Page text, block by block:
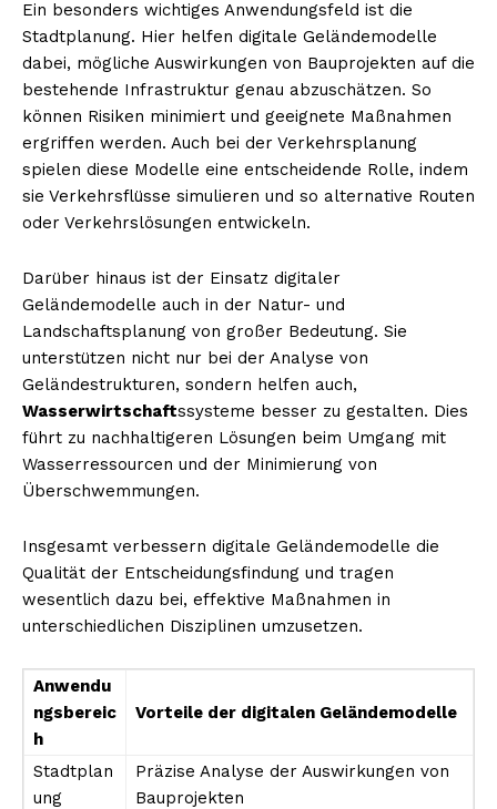
Ein besonders wichtiges Anwendungsfeld ist die
Stadtplanung. Hier helfen digitale Geländemodelle
dabei, mögliche Auswirkungen von Bauprojekten auf die
bestehende Infrastruktur genau abzuschätzen. So
können Risiken minimiert und geeignete Maßnahmen
ergriffen werden. Auch bei der Verkehrsplanung
spielen diese Modelle eine entscheidende Rolle, indem
sie Verkehrsflüsse simulieren und so alternative Routen
oder Verkehrslösungen entwickeln.
Darüber hinaus ist der Einsatz digitaler
Geländemodelle auch in der Natur- und
Landschaftsplanung von großer Bedeutung. Sie
unterstützen nicht nur bei der Analyse von
Geländestrukturen, sondern helfen auch,
Wasserwirtschaftssysteme besser zu gestalten. Dies
führt zu nachhaltigeren Lösungen beim Umgang mit
Wasserressourcen und der Minimierung von
Überschwemmungen.
Insgesamt verbessern digitale Geländemodelle die
Qualität der Entscheidungsfindung und tragen
wesentlich dazu bei, effektive Maßnahmen in
unterschiedlichen Disziplinen umzusetzen.
Anwendu
ngsbereic
h
Vorteile der digitalen Geländemodelle
Stadtplan
ung
Präzise Analyse der Auswirkungen von
Bauprojekten